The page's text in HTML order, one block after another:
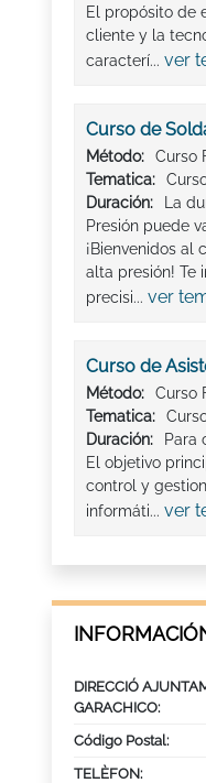
El propósito de
cliente y la
caracterí... ver
Curso de
Método:
Curso
Tematica:
Duración:
La
Presión puede
¡Bienvenidos
alta presión! Te
precisi... ver
Curso de
Método:
Curso
Tematica:
Duración:
Para
El objetivo
control y
informáti... ver
DIRECCIÓ
GARACHICO:
Código Postal:
TELÈFON: